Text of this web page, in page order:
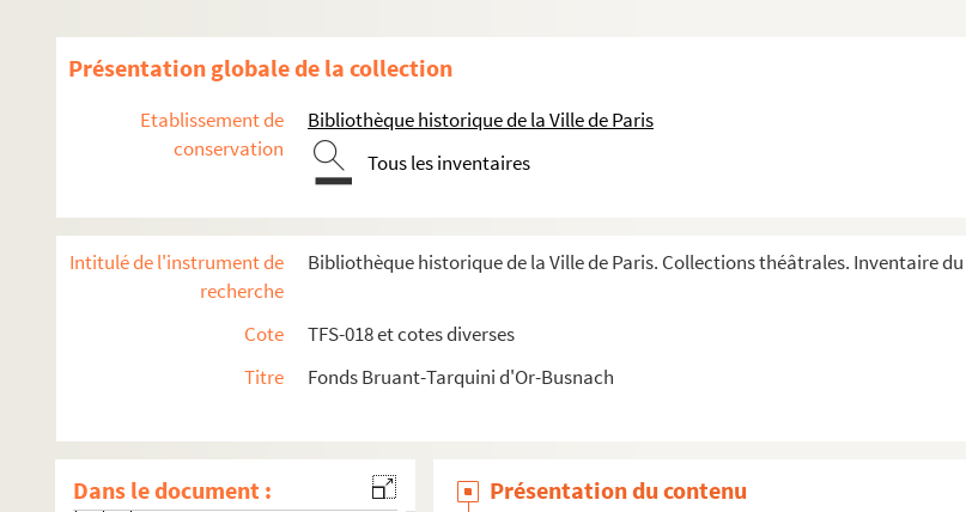
Présentation globale de la collection
Etablissement de
conservation
Bibliothèque historique de la Ville de Paris
Tous les inventaires
Intitulé de l'instrument de
recherche
Bibliothèque historique de la Ville de Paris. Collections théâtrales. Inventaire
Cote
TFS-018 et cotes diverses
Titre
Fonds Bruant-Tarquini d'Or-Busnach
Dans le document :
8-TFS-018-067. Paillette, Paul
8-TFS-018-069. Peyssonnié, Paul
4-TFS-018-013. Philippe, Alexandre
8-TFS-018-071. Pittaluga, Mario
8-TFS-018-073. Privas, Xavier
4-TFS-018-019. Regnard
8-TFS-018-075. Richard, Annette
8-TFS-018-076. Riotor, Léon
Présentation du contenu